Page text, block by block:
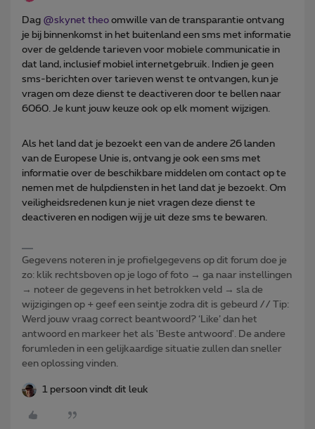
Dag ​ @skynet theo omwille van de transparantie ontvang
je bij binnenkomst in het buitenland een sms met informatie
over de geldende tarieven voor mobiele communicatie in
dat land, inclusief mobiel internetgebruik. Indien je geen
sms-berichten over tarieven wenst te ontvangen, kun je
vragen om deze dienst te deactiveren door te bellen naar
6060. Je kunt jouw keuze ook op elk moment wijzigen.
Als het land dat je bezoekt een van de andere 26 landen
van de Europese Unie is, ontvang je ook een sms met
informatie over de beschikbare middelen om contact op te
nemen met de hulpdiensten in het land dat je bezoekt. Om
veiligheidsredenen kun je niet vragen deze dienst te
deactiveren en nodigen wij je uit deze sms te bewaren.
Gegevens noteren in je profielgegevens op dit forum doe je
zo: klik rechtsboven op je logo of foto → ga naar instellingen
→ noteer de gegevens in het betrokken veld → sla de
wijzigingen op + geef een seintje zodra dit is gebeurd // Tip:
Werd jouw vraag correct beantwoord? ‘Like’ dan het
antwoord en markeer het als 'Beste antwoord'. De andere
forumleden in een gelijkaardige situatie zullen dan sneller
een oplossing vinden.
1 persoon vindt dit leuk